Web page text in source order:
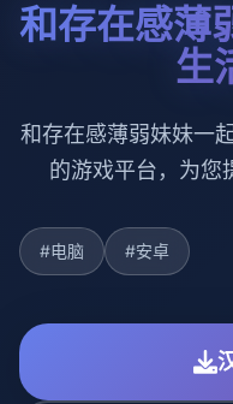
和存在感薄
生
和存在感薄弱妹妹一
的游戏平台，为您
#电脑 #安卓